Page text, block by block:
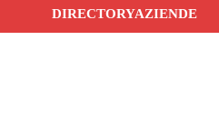
DIRECTORYAZIENDE